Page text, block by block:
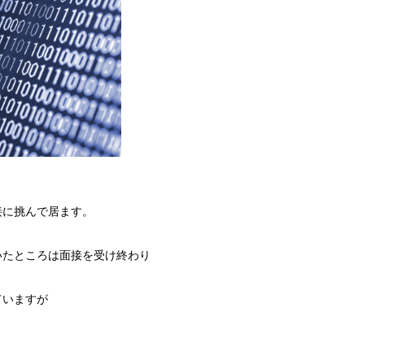
挑んで居ます。
ところは面接を受け終わり
ますが